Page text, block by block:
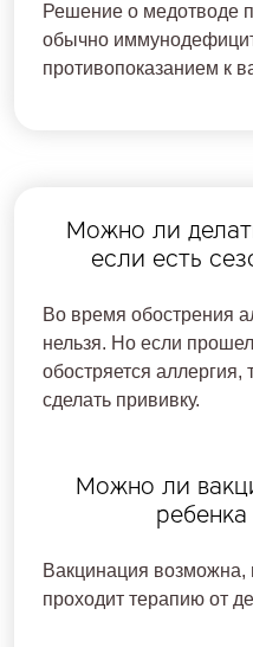
Решение о медотводе
обычно
противопоказанием к
Можно ли
если есть
Во время обострения
нельзя. Но если
обостряется
сделать прививку.
Можно ли
Вакцинация возможна,
проходит терапию от